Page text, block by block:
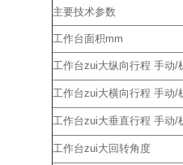
主要技术参数
工作台面积mm
工作台zui大纵向行程 手动/
工作台zui大横向行程 手动/
工作台zui大垂直行程 手动/
工作台zui大回转角度